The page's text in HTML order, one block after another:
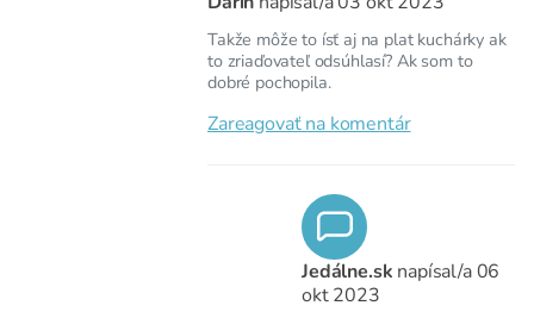
Takže môže to ísť aj na plat kuchárky ak
to zriaďovateľ odsúhlasí? Ak som to
dobré pochopila.
Zareagovať na komentár
Jedálne.sk napísal/a06
okt 2023